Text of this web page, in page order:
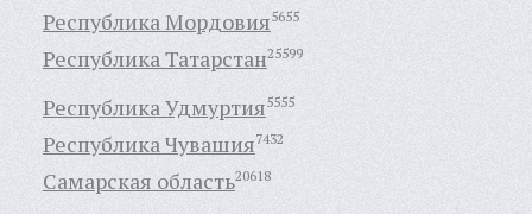
Республика Мордовия5655
Республика Татарстан25599
Республика Удмуртия5555
Республика Чувашия7432
Самарская область20618